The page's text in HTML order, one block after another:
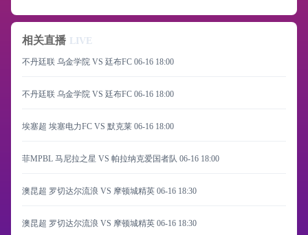
相关直播 LIVE
不丹廷联 乌金学院 VS 廷布FC 06-16 18:00
不丹廷联 乌金学院 VS 廷布FC 06-16 18:00
埃塞超 埃塞电力FC VS 默克莱 06-16 18:00
菲MPBL 马尼拉之星 VS 帕拉纳克爱国者队 06-16 18:00
澳昆超 罗切达尔流浪 VS 摩顿城精英 06-16 18:30
澳昆超 罗切达尔流浪 VS 摩顿城精英 06-16 18:30